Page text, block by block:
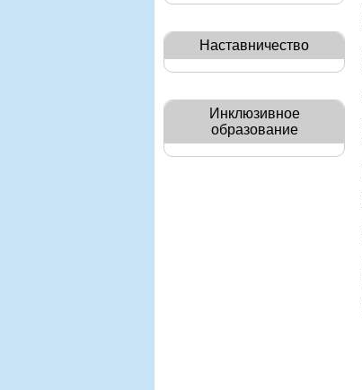
Наставничество
Инклюзивное
образование